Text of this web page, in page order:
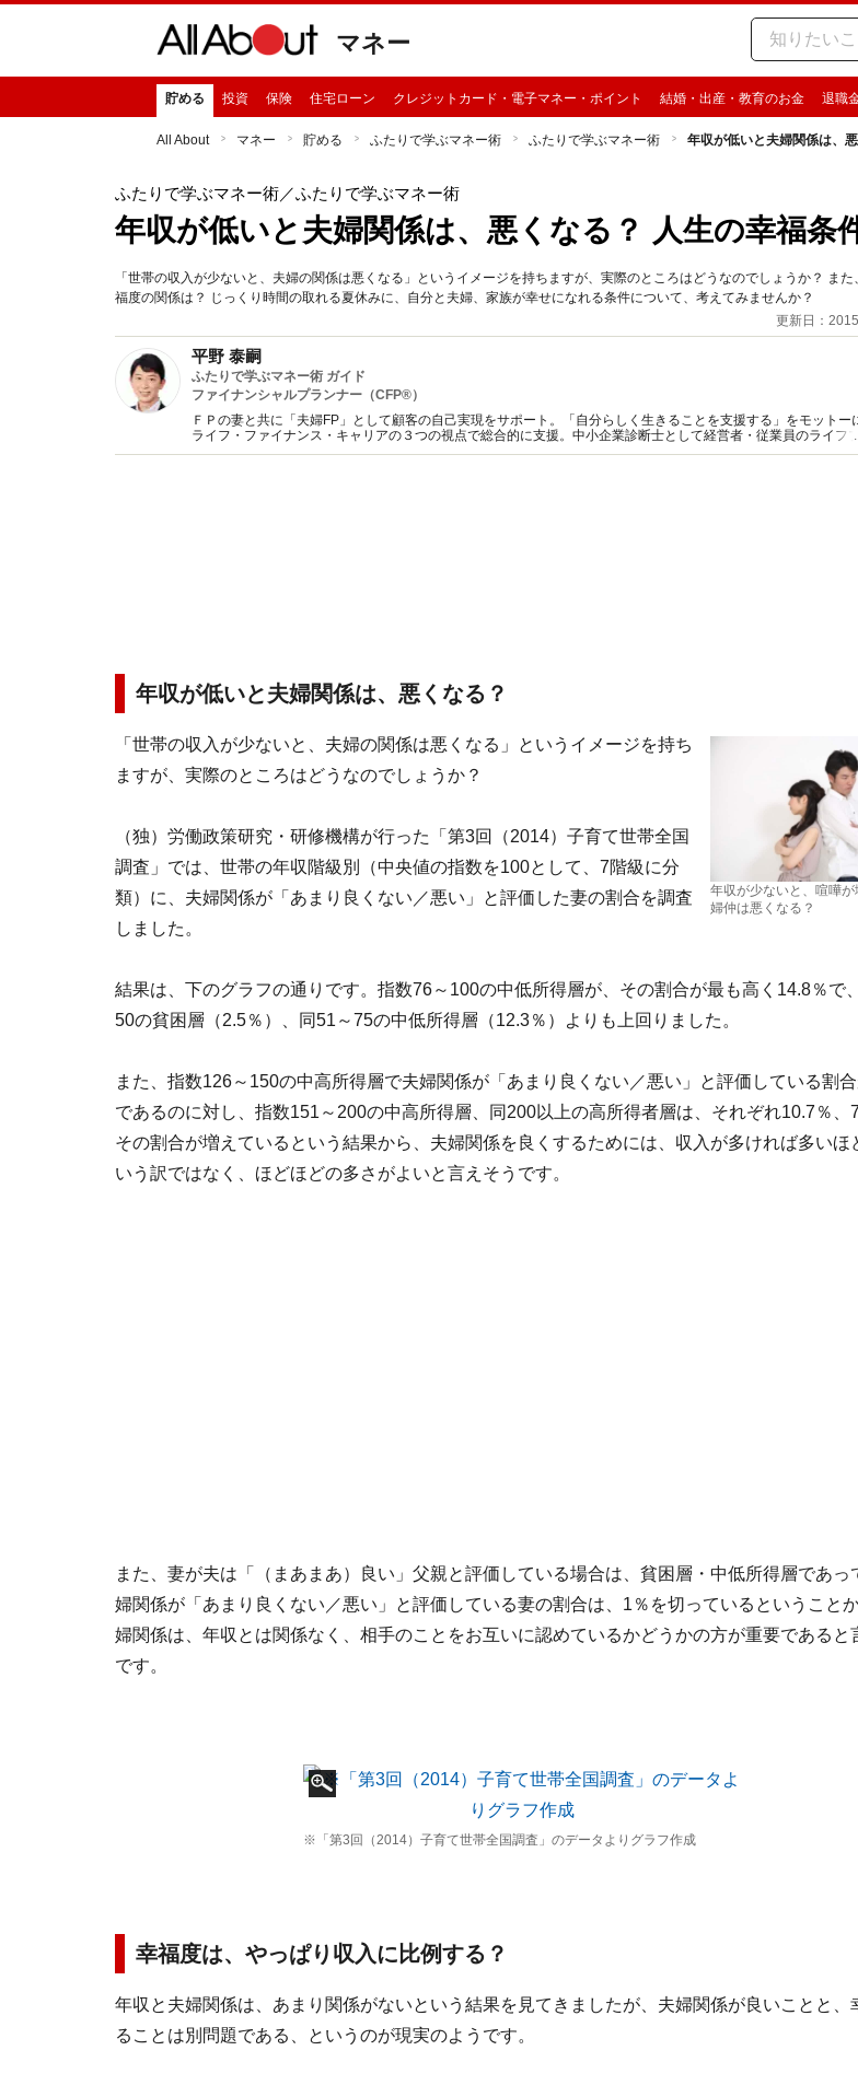
マネー
貯める 投資 保険 住宅ローン クレジットカード・電子マネー・ポイント 結婚・出産・教育のお金 退職
All About マネー 貯める ふたりで学ぶマネー術 ふたりで学ぶマネー術 年収が低いと夫婦関係は、
ふたりで学ぶマネー術／ふたりで学ぶマネー術
年収が低いと夫婦関係は、悪くなる？ 人生の幸福条
「世帯の収入が少ないと、夫婦の関係は悪くなる」というイメージを持ちますが、実際のところはどうなのでしょうか？ また
福度の関係は？ じっくり時間の取れる夏休みに、自分と夫婦、家族が幸せになれる条件について、考えてみませんか？
更新日：
平野 泰嗣
ふたりで学ぶマネー術 ガイド
ファイナンシャルプランナー（CFP®）
ＦＰの妻と共に「夫婦FP」として顧客の自己実現をサポート。「自分らしく生きることを支援する」をモットー
ライフ・ファイナンス・キャリアの３つの視点で総合的に支援。中小企業診断士として経営者・従業員のライフ
行っている。
年収が低いと夫婦関係は、悪くなる？
年収が少ないと、喧嘩が
婦仲は悪くなる？
「世帯の収入が少ないと、夫婦の関係は悪くなる」というイメージを持ち
ますが、実際のところはどうなのでしょうか？
（独）労働政策研究・研修機構が行った「第3回（2014）子育て世帯全国
調査」では、世帯の年収階級別（中央値の指数を100として、7階級に分
類）に、夫婦関係が「あまり良くない／悪い」と評価した妻の割合を調査
しました。
結果は、下のグラフの通りです。指数76～100の中低所得層が、その割合が最も高く14.8％で
50の貧困層（2.5％）、同51～75の中低所得層（12.3％）よりも上回りました。
また、指数126～150の中高所得層で夫婦関係が「あまり良くない／悪い」と評価している割
であるのに対し、指数151～200の中高所得層、同200以上の高所得者層は、それぞれ10.7％、
その割合が増えているという結果から、夫婦関係を良くするためには、収入が多ければ多いほ
いう訳ではなく、ほどほどの多さがよいと言えそうです。
また、妻が夫は「（まあまあ）良い」父親と評価している場合は、貧困層・中低所得層であっ
婦関係が「あまり良くない／悪い」と評価している妻の割合は、1％を切っているということ
婦関係は、年収とは関係なく、相手のことをお互いに認めているかどうかの方が重要であると
です。
※「第3回（2014）子育て世帯全国調査」のデータよりグラフ作成
幸福度は、やっぱり収入に比例する？
年収と夫婦関係は、あまり関係がないという結果を見てきましたが、夫婦関係が良いことと、
ることは別問題である、というのが現実のようです。